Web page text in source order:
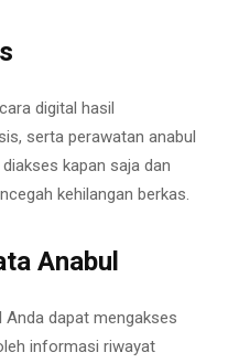
digital hasil
serta perawatan anabul
kapan saja dan
kehilangan berkas.
Anabul
Anda dapat mengakses
informasi riwayat